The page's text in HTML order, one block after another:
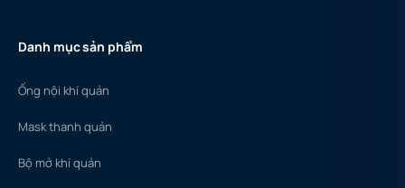
Danh mục sản phẩm
Ống nội khí quản
Mask thanh quản
Bộ mở khí quản